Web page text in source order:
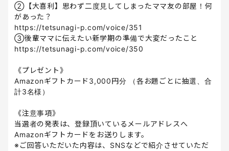
②【大喜利】思わず二度見してしまったママ友の部屋！何
があった？
https://tetsunagi-p.com/voice/351
③後輩ママに伝えたい新学期の準備で大変だったこと
https://tetsunagi-p.com/voice/350
《プレゼント》
Amazonギフトカード3,000円分 （各お題ごとに抽選、合
計3名様）
《注意事項》
当選者の発表は、登録頂いているメールアドレスへ
Amazonギフトカードをお送りします。
※ご回答いただいた内容は、SNSなどで紹介させていただ